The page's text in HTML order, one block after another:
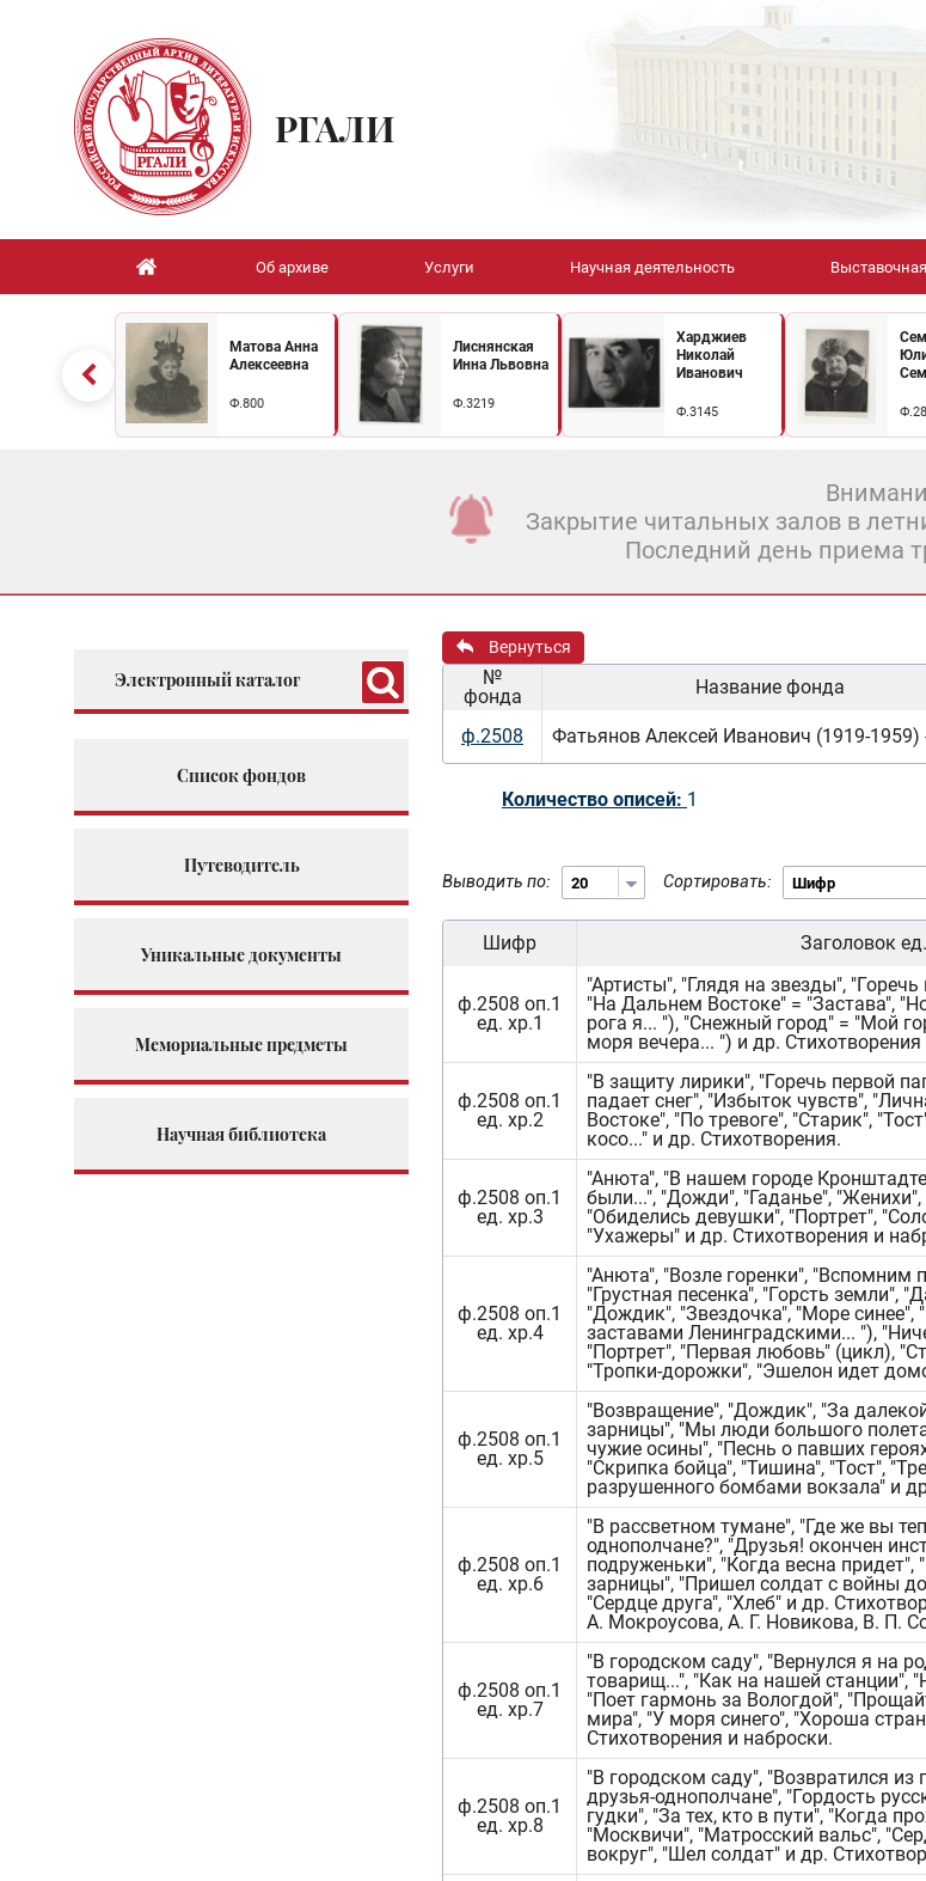
РГАЛИ
Об архиве Услуги Научная деятельность
Матова Анна
Алексеевна
Ф.800
Лиснянская
Инна Львовна
Ф.3219
Харджиев
Николай
Иванович
Ф.3145
Закрытие читальных залов в
Последний день приема
Электронный каталог
Список фондов
Путеводитель
Уникальные документы
Мемориальные предметы
Научная библиотека
Вернуться
№
фонда
Название фонда
ф.2508
Фатьянов Алексей Иванович (1919-1959)
Количество описей: 1
Выводить по: Сортировать:
Шифр Заголовок
ф.2508 оп.1
ед. хр.1
"Артисты", "Глядя на звезды",
"На Дальнем Востоке" = "Застава",
рога я... "), "Снежный город" = "Мой
моря вечера... ") и др.
ф.2508 оп.1
ед. хр.2
"В защиту лирики", "Горечь первой
падает снег", "Избыток чувств",
Востоке", "По тревоге", "Старик",
косо..." и др. Стихотворения.
ф.2508 оп.1
ед. хр.3
"Анюта", "В нашем городе
были...", "Дожди", "Гаданье",
"Обиделись девушки", "Портрет",
"Ухажеры" и др. Стихотворения и
ф.2508 оп.1
ед. хр.4
"Анюта", "Возле горенки", "Вспомним
"Грустная песенка", "Горсть земли",
"Дождик", "Звездочка", "Море синее",
заставами Ленинградскими... "),
"Портрет", "Первая любовь" (цикл),
"Тропки-дорожки", "Эшелон идет
ф.2508 оп.1
ед. хр.5
"Возвращение", "Дождик", "За
зарницы", "Мы люди большого
чужие осины", "Песнь о павших
"Скрипка бойца", "Тишина", "Тост",
разрушенного бомбами вокзала" и
ф.2508 оп.1
ед. хр.6
"В рассветном тумане", "Где же вы
однополчане?", "Друзья! окончен
подруженьки", "Когда весна
зарницы", "Пришел солдат с войны
"Сердце друга", "Хлеб" и др.
А. Мокроусова, А. Г. Новикова, В. П.
ф.2508 оп.1
ед. хр.7
"В городском саду", "Вернулся я на
товарищ...", "Как на нашей станции",
"Поет гармонь за Вологдой",
мира", "У моря синего", "Хороша
Стихотворения и наброски.
ф.2508 оп.1
ед. хр.8
"В городском саду", "Возвратился из
друзья-однополчане", "Гордость
гудки", "За тех, кто в пути", "Когда
"Москвичи", "Матросский вальс",
вокруг", "Шел солдат" и др.